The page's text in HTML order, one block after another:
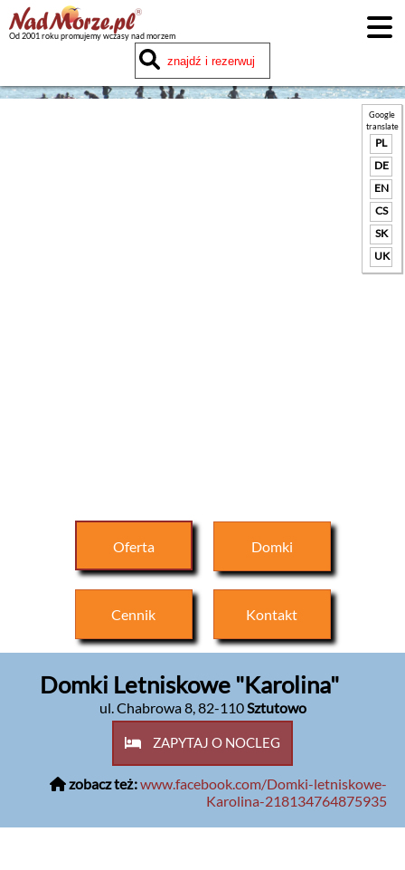
Od 2001 roku promujemy wczasy nad morzem
Google
translate
PL
DE
EN
CS
SK
UK
Oferta Domki
Cennik Kontakt
Domki Letniskowe "Karolina"
ul. Chabrowa 8,82-110Sztutowo
ZAPYTAJ O NOCLEG
zobacz też:www.facebook.com/Domki-letniskowe-
Karolina-218134764875935